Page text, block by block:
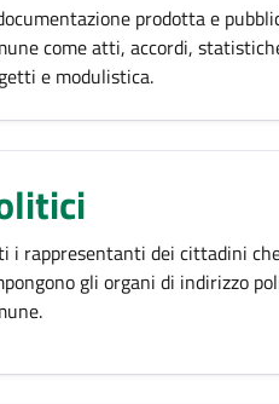
prodotta e
come atti, accordi,
e modulistica.
i rappresentanti dei cittadini
gli organi di indirizzo